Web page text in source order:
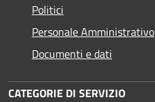
Politici
Personale Amministrativo
Documenti e dati
CATEGORIE DI SERVIZIO